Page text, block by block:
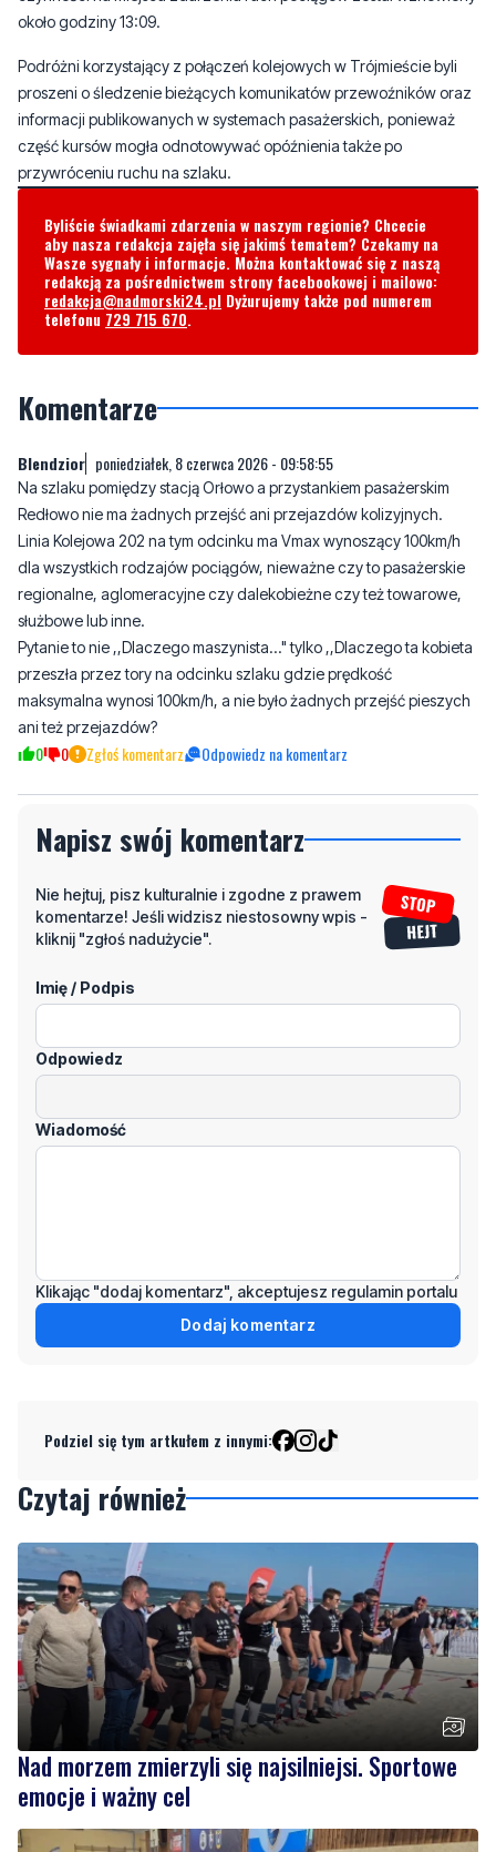
proszeni o śledzenie bieżących komunikatów przewoźników oraz
część kursów mogła odnotowywać opóźnienia także po
przywróceniu ruchu na szlaku.
Byliście świadkami zdarzenia w naszym regionie? Chcecie
aby nasza redakcja zajęła się jakimś tematem? Czekamy na
Wasze sygnały i informacje. Można kontaktować się z naszą
redakcja@nadmorski24.plDyżurujemy także pod numerem
telefonu729 715 670.
Komentarze
Na szlaku pomiędzy stacją Orłowo a przystankiem pasażerskim
Linia Kolejowa 202 na tym odcinku ma Vmax wynoszący 100km/h
dla wszystkich rodzajów pociągów, nieważne czy to pasażerskie
regionalne, aglomeracyjne czy dalekobieżne czy też towarowe,
służbowe lub inne.
Pytanie to nie ,,Dlaczego maszynista..." tylko ,,Dlaczego ta kobieta
przeszła przez tory na odcinku szlaku gdzie prędkość
maksymalna wynosi 100km/h, a nie było żadnych przejść pieszych
ani też przejazdów?
0 0 Zgłoś komentarz Odpowiedz na komentarz
Napisz swój komentarz
komentarze! Jeśli widzisz niestosowny wpis -
kliknij "zgłoś nadużycie".
Imię / Podpis
Odpowiedz
Wiadomość
Nad morzem zmierzyli się najsilniejsi. Sportowe
emocje i ważny cel